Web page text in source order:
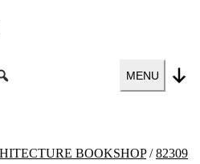
MENU
BOOKSHOP/82309